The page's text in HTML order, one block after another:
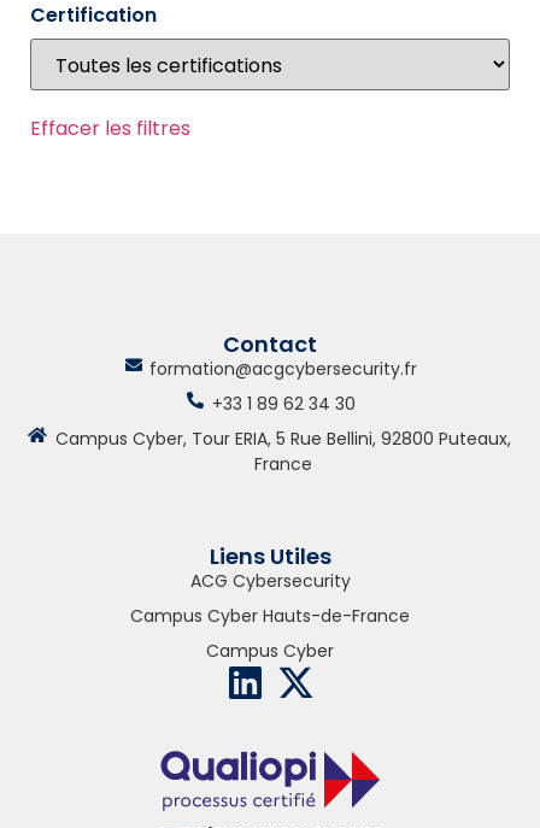
Certification
Effacer les filtres
Liens Utiles
ACG Cybersecurity
Campus Cyber Hauts-de-France
Campus Cyber
Contact
formation@acgcybersecurity.fr
+33 1 89 62 34 30
Campus Cyber, Tour ERIA, 5 Rue Bellini, 92800 Puteaux,
France